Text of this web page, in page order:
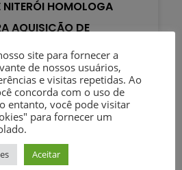
NITERÓI HOMOLOGA
AQUISIÇÃO DE
de Niterói
quarta-feira, 1º de
da Cotação Prévia de
site para fornecer a
de nossos usuários,
e visitas repetidas. Ao
concorda com o uso de
entanto, você pode visitar
para fornecer um
Aceitar